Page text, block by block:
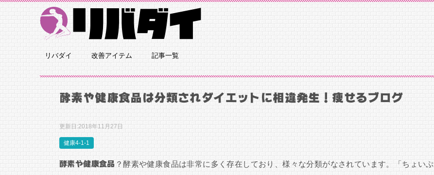
リバダイ 改善アイテム 記事一覧
酵素や健康食品は分類されダイエットに相違発生！痩せるブログ
更新日:2018年11月27日
健康4-1-1
酵素や健康食品 ？酵素や健康食品は非常に多く存在しており、様々な分類がなされています。「ちょいぷ